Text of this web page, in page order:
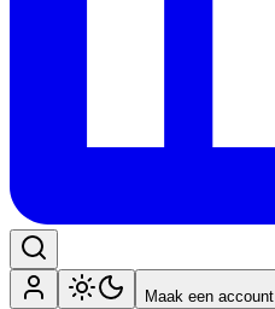
Maak een account